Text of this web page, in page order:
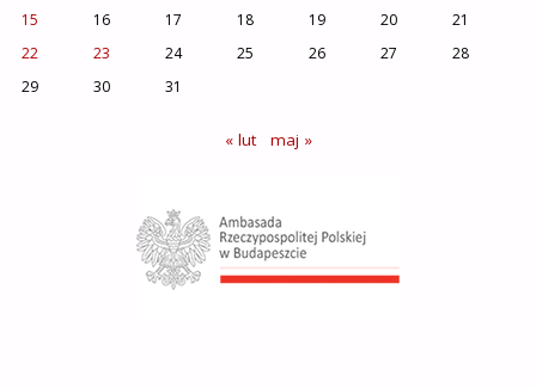
15
16 17 18 19 20
21
22
23 24 25 26 27
28
29
30 31
« lut maj »